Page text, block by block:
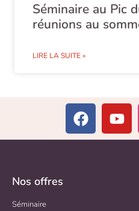
Séminaire au Pic
réunions au
LIRE LA SUITE »
Nos offres
Séminaire